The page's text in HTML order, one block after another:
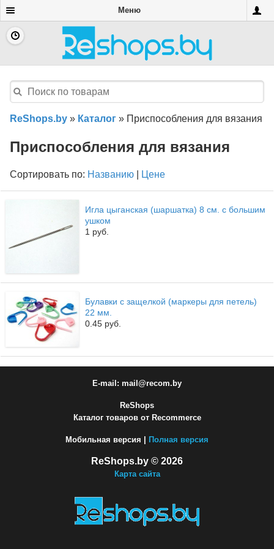
Меню
ReShops.by » Каталог » Приспособления для вязания
Приспособления для вязания
Сортировать по: Названию Цене
Игла цыганская (шаршатка) 8 см. с большим
ушком
1 руб.
Булавки с защелкой (маркеры для петель)
22 мм.
0.45 руб.
E-mail: mail@recom.by
ReShops
Каталог товаров от Recommerce
Мобильная версия | Полная версия
ReShops.by © 2026
Карта сайта